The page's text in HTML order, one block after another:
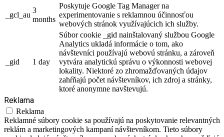
_gcl_au
3
months
Poskytuje Google Tag Manager na
experimentovanie s reklamnou účinnosťou
webových stránok využívajúcich ich služby.
_gid 1 day
Súbor cookie _gid nainštalovaný službou Google
Analytics ukladá informácie o tom, ako
návštevníci používajú webovú stránku, a zároveň
vytvára analytickú správu o výkonnosti webovej
lokality. Niektoré zo zhromažďovaných údajov
zahŕňajú počet návštevníkov, ich zdroj a stránky,
ktoré anonymne navštevujú.
Reklama
Reklama
Reklamné súbory cookie sa používajú na poskytovanie relevantných
reklám a marketingových kampaní návštevníkom. Tieto súbory